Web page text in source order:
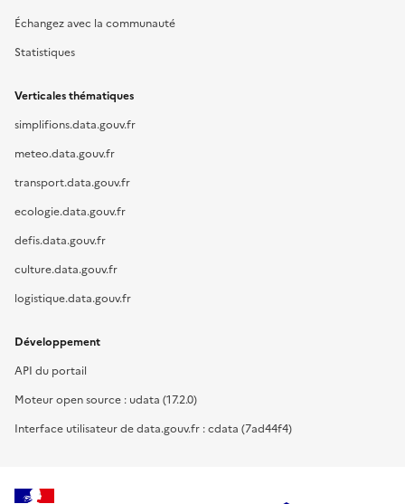
Échangez avec la communauté
Statistiques
Verticales thématiques
simplifions.data.gouv.fr
meteo.data.gouv.fr
transport.data.gouv.fr
ecologie.data.gouv.fr
defis.data.gouv.fr
culture.data.gouv.fr
logistique.data.gouv.fr
Développement
API du portail
Moteur open source : udata (17.2.0)
Interface utilisateur de data.gouv.fr : cdata (7ad44f4)